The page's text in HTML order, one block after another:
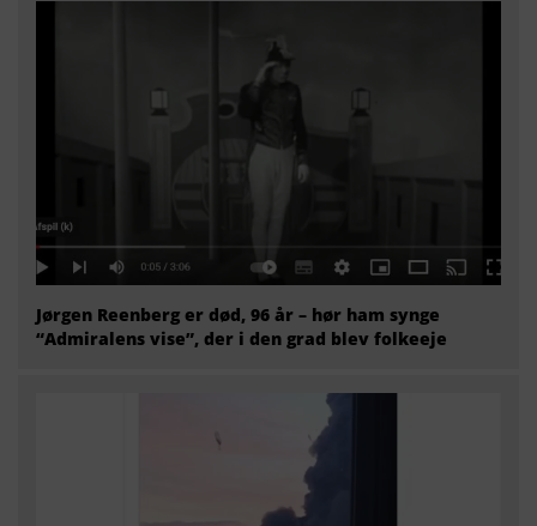
Jørgen Reenberg er død, 96 år – hør ham synge
“Admiralens vise”, der i den grad blev folkeeje